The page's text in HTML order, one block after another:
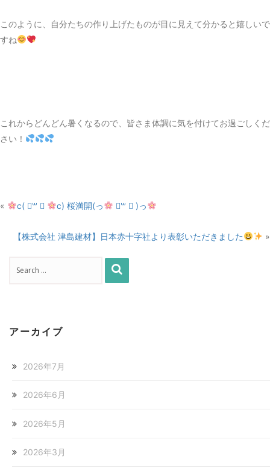
このように、自分たちの作り上げたものが目に見えて分かると嬉しいで
すね
これからどんどん暑くなるので、皆さま体調に気を付けてお過ごしくだ
さい！
« c( ॑꒳ ॑ c) 桜満開(っ ॑꒳ ॑ )っ
【株式会社 津島建材】日本赤十字社より表彰いただきました »
アーカイブ
2026年7月
2026年6月
2026年5月
2026年3月